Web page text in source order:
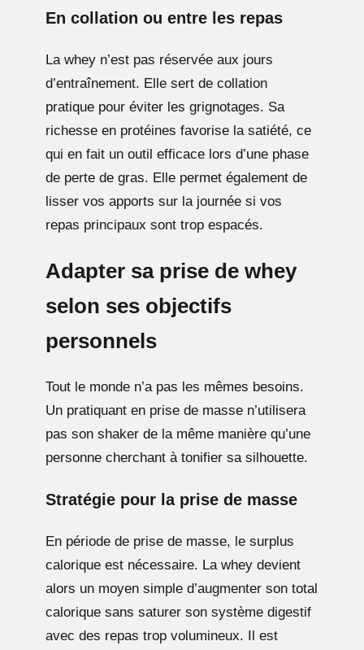
En collation ou entre les repas
La whey n’est pas réservée aux jours
d’entraînement. Elle sert de collation
pratique pour éviter les grignotages. Sa
richesse en protéines favorise la satiété, ce
qui en fait un outil efficace lors d’une phase
de perte de gras. Elle permet également de
lisser vos apports sur la journée si vos
repas principaux sont trop espacés.
Adapter sa prise de whey
selon ses objectifs
personnels
Tout le monde n’a pas les mêmes besoins.
Un pratiquant en prise de masse n’utilisera
pas son shaker de la même manière qu’une
personne cherchant à tonifier sa silhouette.
Stratégie pour la prise de masse
En période de prise de masse, le surplus
calorique est nécessaire. La whey devient
alors un moyen simple d’augmenter son total
calorique sans saturer son système digestif
avec des repas trop volumineux. Il est